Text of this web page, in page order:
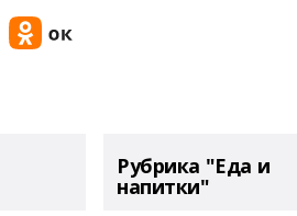
Рубрика "Еда и
напитки"